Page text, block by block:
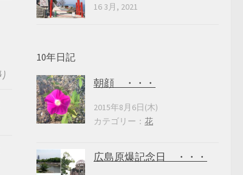
16 3月, 2021
10年日記
朝顔 ・・・
2015年8月6日(木)
カテゴリー： 花
広島原爆記念日 ・・・